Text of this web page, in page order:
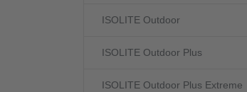
ISOLITE Outdoor
ISOLITE Outdoor Plus
ISOLITE Outdoor Plus Extreme